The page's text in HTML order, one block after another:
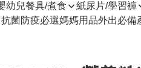
幼兒餐具/煮食 紙尿片/學習褲
抗菌防疫必選媽媽用品外出必備